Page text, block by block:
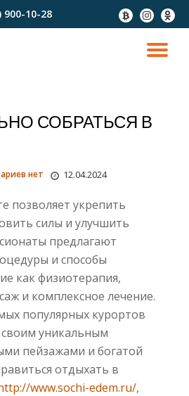
900-10-28
fa-
btc
fa-
instagram
fa-
СОБРАТЬСЯ В
12.04.2024
нет
позволяет укрепить
силы и улучшить
предлагают
и способы
как физиотерапия,
и комплексное лечение.
популярных курортов
своим уникальным
пейзажами и богатой
отдыхать в
www.sochi-edem.ru/,